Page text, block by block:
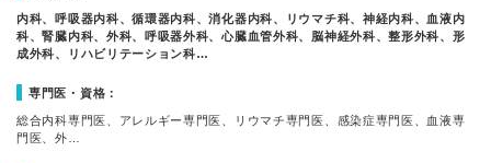
内科、呼吸器内科、循環器内科、消化器内科、リウマチ科、神経内科、血液内
科、腎臓内科、外科、呼吸器外科、心臓血管外科、脳神経外科、整形外科、形
成外科、リハビリテーション科…
専門医・資格：
総合内科専門医、アレルギー専門医、リウマチ専門医、感染症専門医、血液専
門医、外…